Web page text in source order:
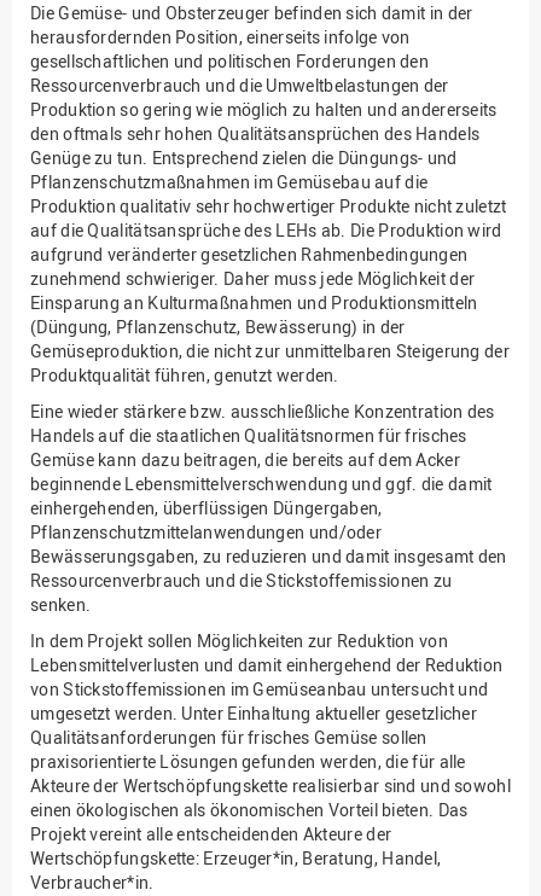
Die Gemüse- und Obsterzeuger befinden sich damit in der
herausfordernden Position, einerseits infolge von
gesellschaftlichen und politischen Forderungen den
Ressourcenverbrauch und die Umweltbelastungen der
Produktion so gering wie möglich zu halten und andererseits
den oftmals sehr hohen Qualitätsansprüchen des Handels
Genüge zu tun. Entsprechend zielen die Düngungs- und
Pflanzenschutzmaßnahmen im Gemüsebau auf die
Produktion qualitativ sehr hochwertiger Produkte nicht zuletzt
auf die Qualitätsansprüche des LEHs ab. Die Produktion wird
aufgrund veränderter gesetzlichen Rahmenbedingungen
zunehmend schwieriger. Daher muss jede Möglichkeit der
Einsparung an Kulturmaßnahmen und Produktionsmitteln
(Düngung, Pflanzenschutz, Bewässerung) in der
Gemüseproduktion, die nicht zur unmittelbaren Steigerung der
Produktqualität führen, genutzt werden.
Eine wieder stärkere bzw. ausschließliche Konzentration des
Handels auf die staatlichen Qualitätsnormen für frisches
Gemüse kann dazu beitragen, die bereits auf dem Acker
beginnende Lebensmittelverschwendung und ggf. die damit
einhergehenden, überflüssigen Düngergaben,
Pflanzenschutzmittelanwendungen und/oder
Bewässerungsgaben, zu reduzieren und damit insgesamt den
Ressourcenverbrauch und die Stickstoffemissionen zu
senken.
In dem Projekt sollen Möglichkeiten zur Reduktion von
Lebensmittelverlusten und damit einhergehend der Reduktion
von Stickstoffemissionen im Gemüseanbau untersucht und
umgesetzt werden. Unter Einhaltung aktueller gesetzlicher
Qualitätsanforderungen für frisches Gemüse sollen
praxisorientierte Lösungen gefunden werden, die für alle
Akteure der Wertschöpfungskette realisierbar sind und sowohl
einen ökologischen als ökonomischen Vorteil bieten. Das
Projekt vereint alle entscheidenden Akteure der
Wertschöpfungskette: Erzeuger*in, Beratung, Handel,
Verbraucher*in.